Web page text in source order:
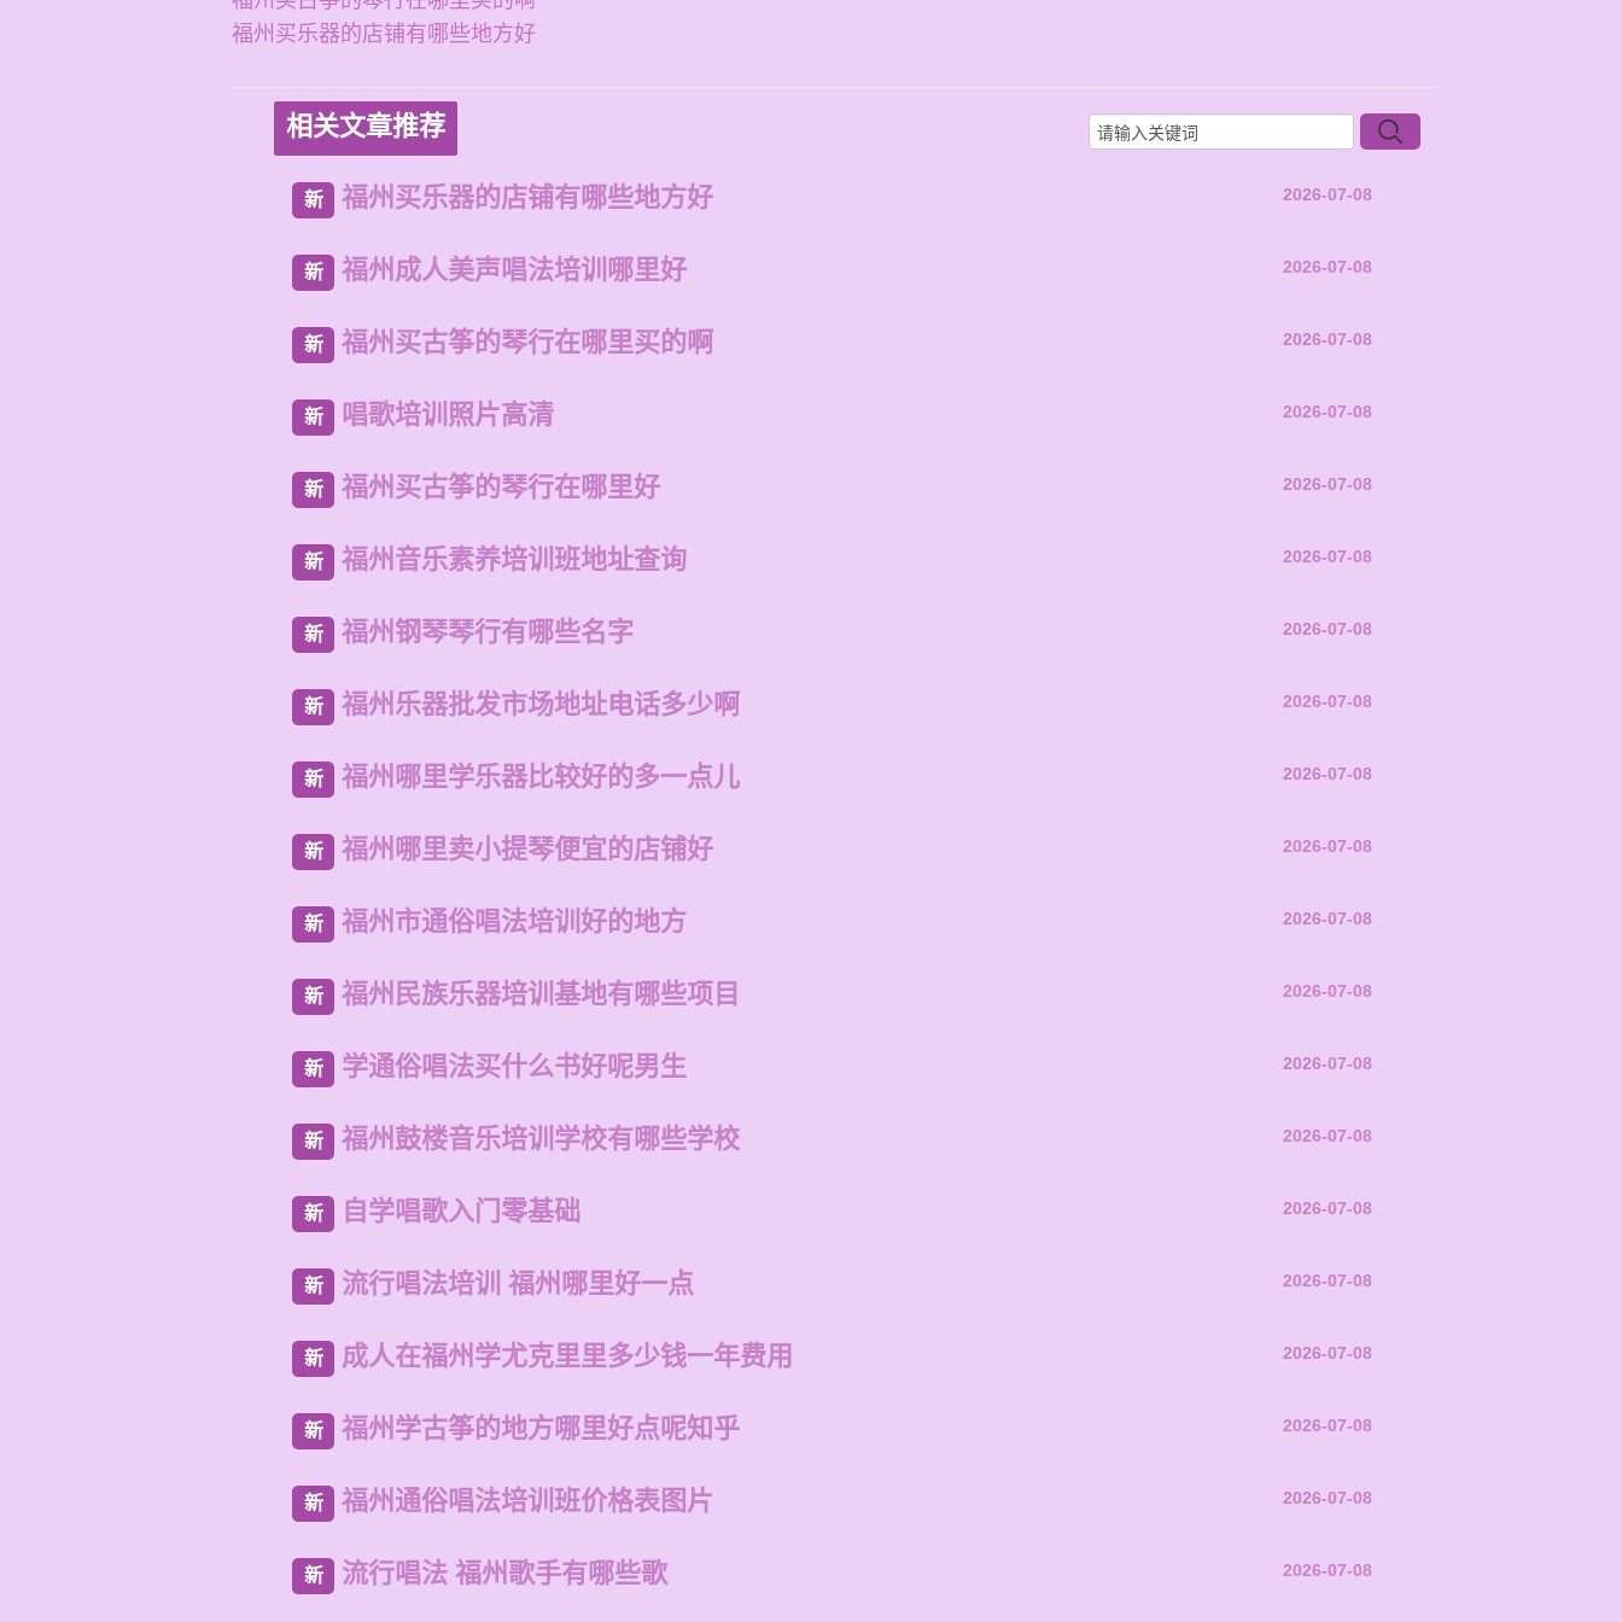
福州买乐器的店铺有哪些地方好
相关文章推荐
新 福州买乐器的店铺有哪些地方好 2026-07-08
新 福州成人美声唱法培训哪里好 2026-07-08
新 福州买古筝的琴行在哪里买的啊 2026-07-08
新 唱歌培训照片高清 2026-07-08
新 福州买古筝的琴行在哪里好 2026-07-08
新 福州音乐素养培训班地址查询 2026-07-08
新 福州钢琴琴行有哪些名字 2026-07-08
新 福州乐器批发市场地址电话多少啊 2026-07-08
新 福州哪里学乐器比较好的多一点儿 2026-07-08
新 福州哪里卖小提琴便宜的店铺好 2026-07-08
新 福州市通俗唱法培训好的地方 2026-07-08
新 福州民族乐器培训基地有哪些项目 2026-07-08
新 学通俗唱法买什么书好呢男生 2026-07-08
新 福州鼓楼音乐培训学校有哪些学校 2026-07-08
新 自学唱歌入门零基础 2026-07-08
新 流行唱法培训 福州哪里好一点 2026-07-08
新 成人在福州学尤克里里多少钱一年费用 2026-07-08
新 福州学古筝的地方哪里好点呢知乎 2026-07-08
新 福州通俗唱法培训班价格表图片 2026-07-08
新 流行唱法 福州歌手有哪些歌 2026-07-08